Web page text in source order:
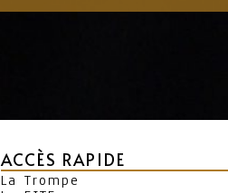
ACCÈS RAPIDE
La Trompe